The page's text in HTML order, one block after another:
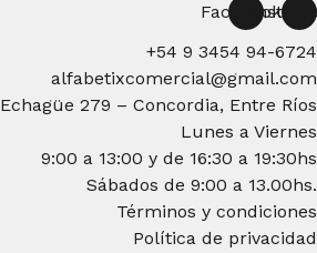
Facebook
+54 9 3454 94-6724
alfabetixcomercial@gmail.com
Echagüe 279 – Concordia, Entre Ríos
Lunes a Viernes
9:00 a 13:00 y de 16:30 a 19:30hs
Sábados de 9:00 a 13.00hs.
Términos y condiciones
Política de privacidad